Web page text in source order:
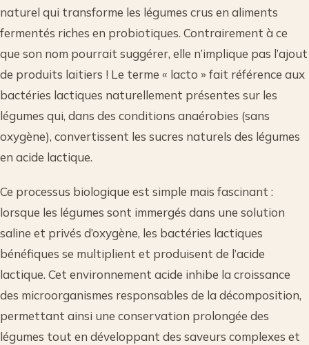
naturel qui transforme les légumes crus en aliments
fermentés riches en probiotiques. Contrairement à ce
que son nom pourrait suggérer, elle n’implique pas l’ajout
de produits laitiers ! Le terme « lacto » fait référence aux
bactéries lactiques naturellement présentes sur les
légumes qui, dans des conditions anaérobies (sans
oxygène), convertissent les sucres naturels des légumes
en acide lactique.
Ce processus biologique est simple mais fascinant :
lorsque les légumes sont immergés dans une solution
saline et privés d’oxygène, les bactéries lactiques
bénéfiques se multiplient et produisent de l’acide
lactique. Cet environnement acide inhibe la croissance
des microorganismes responsables de la décomposition,
permettant ainsi une conservation prolongée des
légumes tout en développant des saveurs complexes et